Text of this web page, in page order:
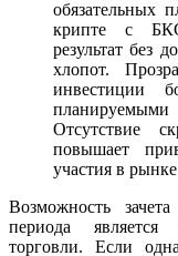
обязательных
крипте с
результат без
хлопот.
инвестиции
Отсутствие
повышает
участия в
Возможность
периода
торговли. Если